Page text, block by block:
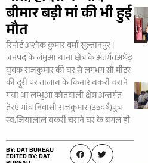
बीमार बड़ी मां की भी हुई
मौत
रिपोर्ट अशोक कुमार वर्मा सुल्तानपुर |
जनपद के लंभुआ थाना क्षेत्र के अंतर्गतअधेड़
युवक राजकुमार की घर से लगभग सौ मीटर
की दूरी पर तालाब के किनारे बकरी चराने
गया था लम्भुआ कोतवाली क्षेत्र अन्तर्गत
तेरएं गांव निवासी राजकुमार (35वर्ष)पुत्र
स्व.जियालाल बकरी चराने घर के बगल ही
BY: DAT BUREAU
EDITED BY: DAT